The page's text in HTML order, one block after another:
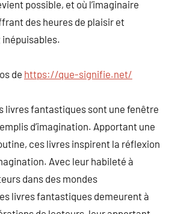
possible, et où l’imaginaire
des heures de plaisir et
inépuisables.
de https://que-signifie.net/
livres fantastiques sont une fenêtre
d’imagination. Apportant une
ces livres inspirent la réflexion
Avec leur habileté à
dans des mondes
livres fantastiques demeurent à